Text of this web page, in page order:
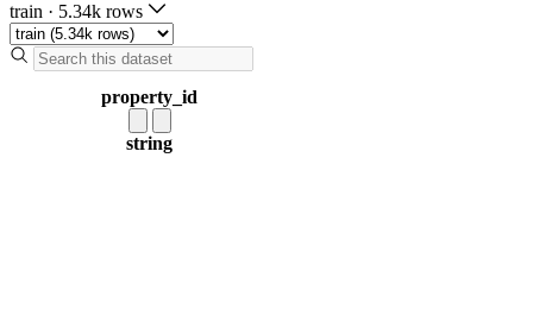
train · 5.34k rows
property_id
string